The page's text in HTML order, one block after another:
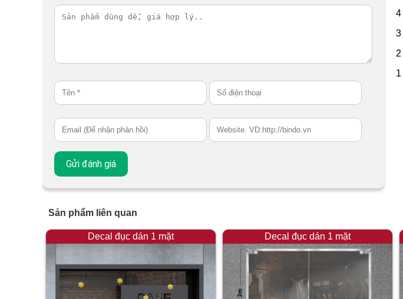
4
3
2
1
Sản phẩm liên quan
Decal đục dán 1 mặt Decal đục dán 1 mặt